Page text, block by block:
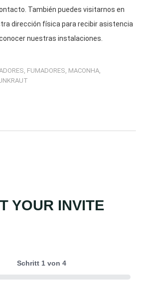
También puedes visitarnos en
dirección física para recibir asistencia
nuestras instalaciones.
FUMADORES MACONHA
YOUR INVITE
Schritt 1von 4